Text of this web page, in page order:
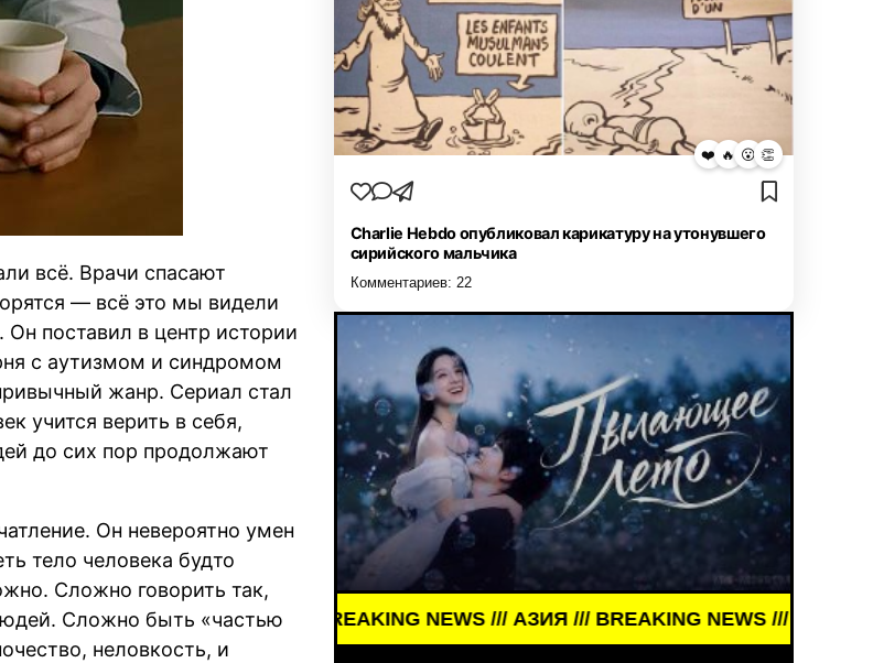
всё. Врачи спасают
— всё это мы видели
поставил в центр истории
с аутизмом и синдромом
жанр. Сериал стал
учится верить в себя,
до сих пор продолжают
Он невероятно умен
тело человека будто
Сложно говорить так,
Сложно быть «частью
неловкость, и
❤️ 🔥 😮 👏
Charlie Hebdo опубликовал карикатуру на утонувшего
сирийского мальчика
Комментариев: 22
BREAKING NEWS /// АЗИЯ /// BREAKING NEWS /// АЗИЯ ///